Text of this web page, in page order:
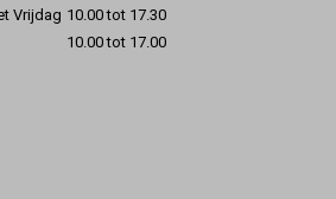
Vrijdag 10.00 tot 17.30
10.00 tot 17.00